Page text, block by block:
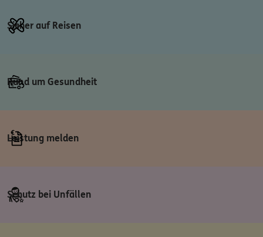
Sicher auf Reisen
Rund um Gesundheit
Leistung melden
Schutz bei Unfällen